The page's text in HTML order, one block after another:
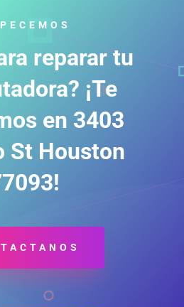
reparar tu
¡Te
en 3403
St Houston